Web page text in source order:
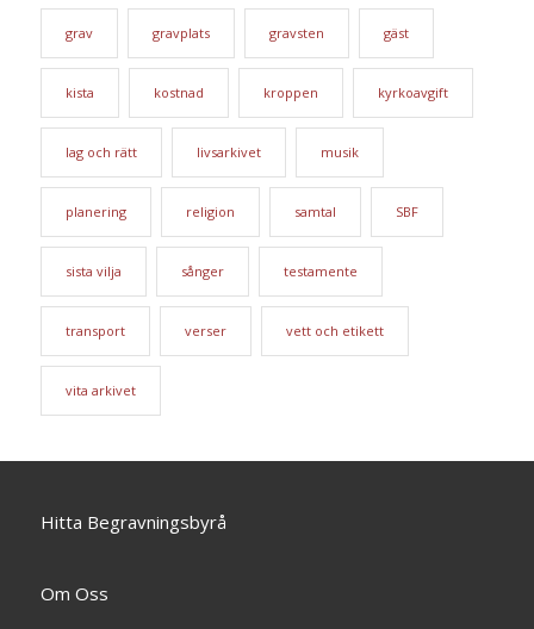
grav gravplats gravsten gäst
kista kostnad kroppen kyrkoavgift
lag och rätt livsarkivet musik
planering religion samtal SBF
sista vilja sånger testamente
transport verser vett och etikett
vita arkivet
Hitta Begravningsbyrå
Om Oss